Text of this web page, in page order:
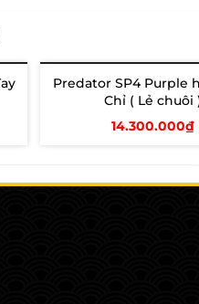
Predator SP4 Purple
Chỉ ( Lẻ chuôi
14.300.000₫